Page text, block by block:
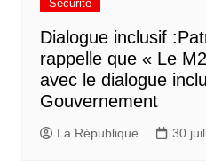
Sécurité
Dialogue inclusif
rappelle que « Le
avec le dialogue
Gouvernement
La République 30